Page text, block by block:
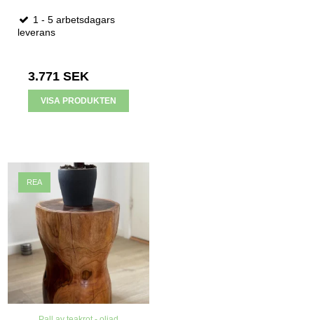
1 - 5 arbetsdagars
leverans
3.771 SEK
VISA PRODUKTEN
REA